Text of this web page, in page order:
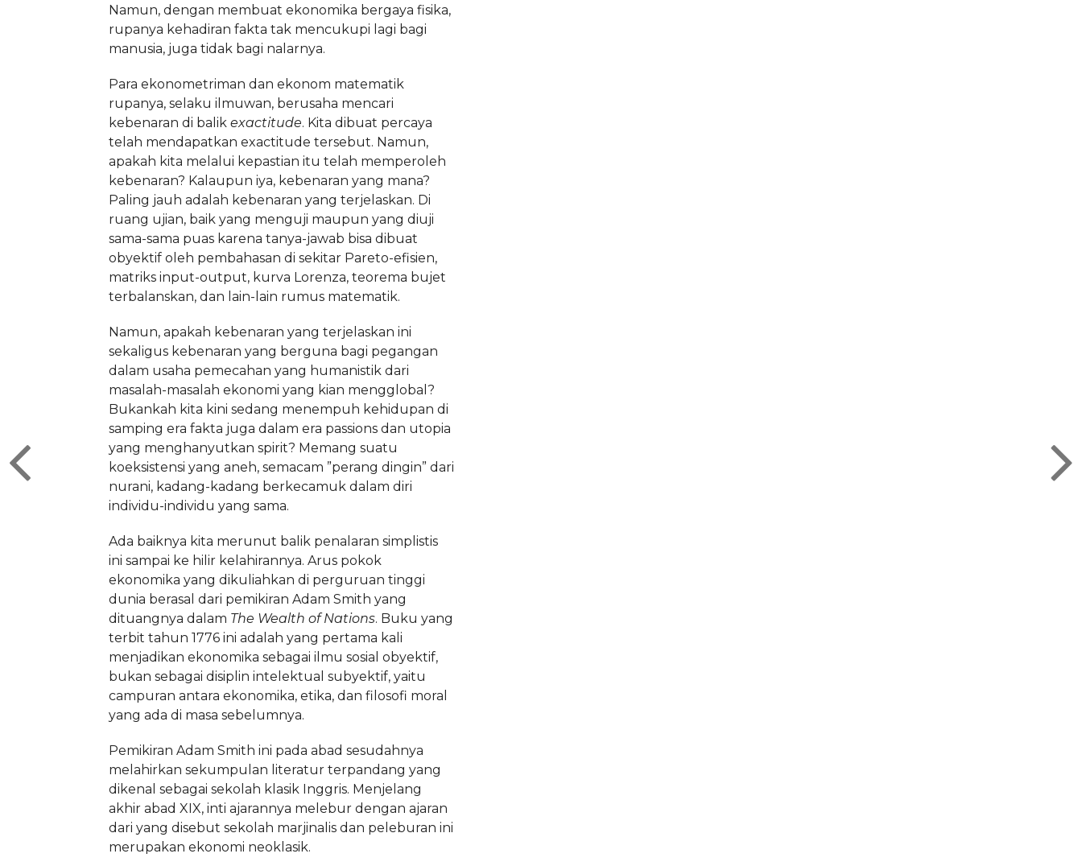
Namun, dengan membuat ekonomika bergaya fisika,
rupanya kehadiran fakta tak mencukupi lagi bagi
manusia, juga tidak bagi nalarnya.
Para ekonometriman dan ekonom matematik
rupanya, selaku ilmuwan, berusaha mencari
kebenaran di balik exactitude. Kita dibuat percaya
telah mendapatkan exactitude tersebut. Namun,
apakah kita melalui kepastian itu telah memperoleh
kebenaran? Kalaupun iya, kebenaran yang mana?
Paling jauh adalah kebenaran yang terjelaskan. Di
ruang ujian, baik yang menguji maupun yang diuji
sama-sama puas karena tanya-jawab bisa dibuat
obyektif oleh pembahasan di sekitar Pareto-efisien,
matriks input-output, kurva Lorenza, teorema bujet
terbalanskan, dan lain-lain rumus matematik.
Namun, apakah kebenaran yang terjelaskan ini
sekaligus kebenaran yang berguna bagi pegangan
dalam usaha pemecahan yang humanistik dari
masalah-masalah ekonomi yang kian mengglobal?
Bukankah kita kini sedang menempuh kehidupan di
samping era fakta juga dalam era passions dan utopia
yang menghanyutkan spirit? Memang suatu
koeksistensi yang aneh, semacam ”perang dingin” dari
nurani, kadang-kadang berkecamuk dalam diri
individu-individu yang sama.
Ada baiknya kita merunut balik penalaran simplistis
ini sampai ke hilir kelahirannya. Arus pokok
ekonomika yang dikuliahkan di perguruan tinggi
dunia berasal dari pemikiran Adam Smith yang
dituangnya dalam The Wealth of Nations. Buku yang
terbit tahun 1776 ini adalah yang pertama kali
menjadikan ekonomika sebagai ilmu sosial obyektif,
bukan sebagai disiplin intelektual subyektif, yaitu
campuran antara ekonomika, etika, dan filosofi moral
yang ada di masa sebelumnya.
Pemikiran Adam Smith ini pada abad sesudahnya
melahirkan sekumpulan literatur terpandang yang
dikenal sebagai sekolah klasik Inggris. Menjelang
akhir abad XIX, inti ajarannya melebur dengan ajaran
dari yang disebut sekolah marjinalis dan peleburan ini
merupakan ekonomi neoklasik.